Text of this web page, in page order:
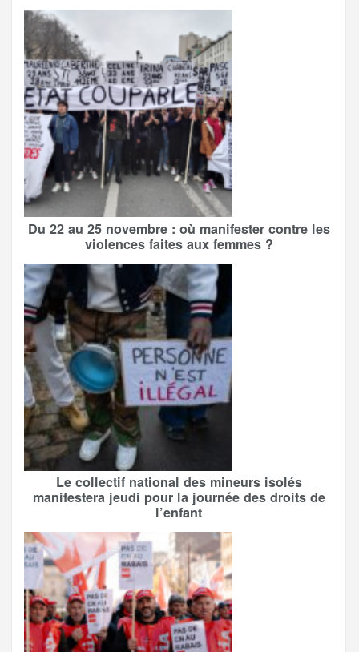
Du 22 au 25 novembre : où manifester contre les
violences faites aux femmes ?
Le collectif national des mineurs isolés
manifestera jeudi pour la journée des droits de
l’enfant